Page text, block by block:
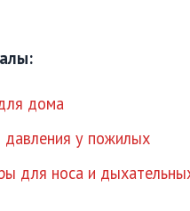
дома
давления у пожилых
для носа и